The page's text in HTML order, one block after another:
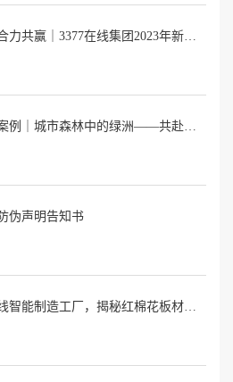
聚势谋远，合力共赢｜3377在线集团2023年新品发布会暨全国经销商大会圆满落幕
岩金板落地案例｜城市森林中的绿洲——共赴自然之约的托育园
伪声明告知书
走进3377在线智能制造工厂，揭秘红棉花板材的奥妙